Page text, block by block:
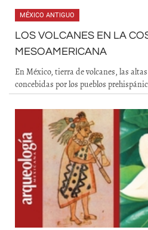
MÉXICO ANTIGUO
LOS VOLCANES EN LA
MESOAMERICANA
En México, tierra de volcanes, las
concebidas por los pueblos